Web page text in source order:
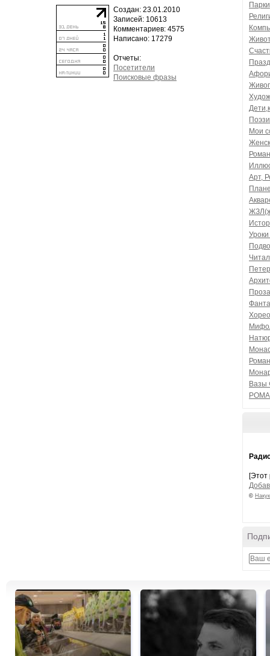
Создан: 23.01.2010
Записей: 10613
Комментариев: 4575
Написано: 17279
Отчеты:
Посетители
Поисковые фразы
Мои
Арт,
Вазы
[Этот
©